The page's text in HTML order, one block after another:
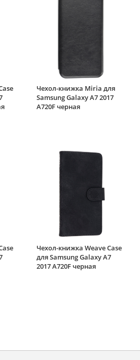
Чехол-книжка Miria для
Samsung Galaxy A7 2017
A720F черная
Чехол-книжка Weave Case
для Samsung Galaxy A7
2017 A720F черная